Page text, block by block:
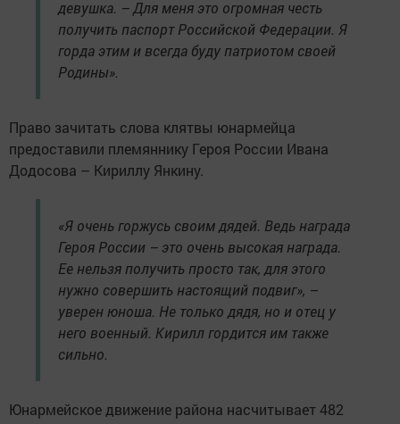
девушка. – Для меня это огромная честь
получить паспорт Российской Федерации. Я
горда этим и всегда буду патриотом своей
Родины».
Право зачитать слова клятвы юнармейца
предоставили племяннику Героя России Ивана
Додосова – Кириллу Янкину.
«Я очень горжусь своим дядей. Ведь награда
Героя России – это очень высокая награда.
Ее нельзя получить просто так, для этого
нужно совершить настоящий подвиг», –
уверен юноша. Не только дядя, но и отец у
него военный. Кирилл гордится им также
сильно.
Юнармейское движение района насчитывает 482